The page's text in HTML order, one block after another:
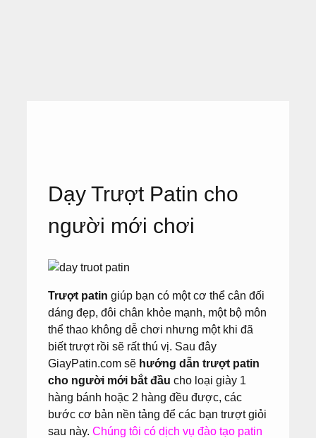
Dạy Trượt Patin cho
người mới chơi
Trượt patin giúp bạn có một cơ thể cân đối
dáng đẹp, đôi chân khỏe mạnh, một bộ môn
thể thao không dễ chơi nhưng một khi đã
biết trượt rồi sẽ rất thú vị. Sau đây
GiayPatin.com sẽ hướng dẫn trượt patin
cho người mới bắt đầu cho loại giày 1
hàng bánh hoặc 2 hàng đều được, các
bước cơ bản nền tảng để các bạn trượt giỏi
sau này. Chúng tôi có dịch vụ đào tạo patin